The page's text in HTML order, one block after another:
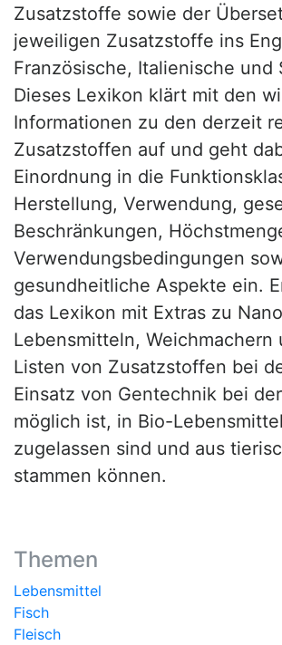
Zusatzstoffe sowie der
jeweiligen Zusatzstoffe ins
Französische, Italienische und
Dieses Lexikon klärt mit den
Informationen zu den derzeit
Zusatzstoffen auf und geht
Einordnung in die
Herstellung, Verwendung,
Beschränkungen,
Verwendungsbedingungen
gesundheitliche Aspekte ein.
das Lexikon mit Extras zu
Lebensmitteln, Weichmachern
Listen von Zusatzstoffen bei
Einsatz von Gentechnik bei
möglich ist, in Bio-
zugelassen sind und aus
stammen können.
Themen
Lebensmittel
Fisch
Fleisch